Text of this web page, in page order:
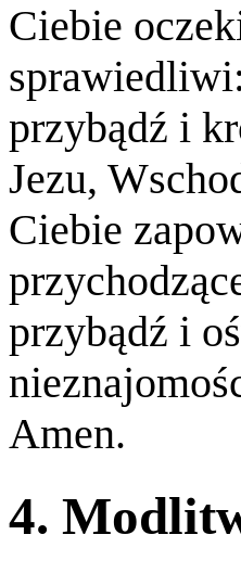
Ciebie
sprawiedliwi:
przybądź i
Jezu,
Ciebie
przybądź i
Amen.
4.